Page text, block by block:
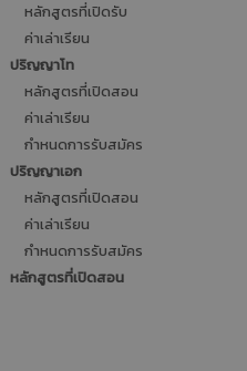
หลักสูตรที่เปิดรับ
ค่าเล่าเรียน
ปริญญาโท
หลักสูตรที่เปิดสอน
ค่าเล่าเรียน
กำหนดการรับสมัคร
ปริญญาเอก
หลักสูตรที่เปิดสอน
ค่าเล่าเรียน
กำหนดการรับสมัคร
หลักสูตรที่เปิดสอน